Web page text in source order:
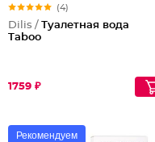
(4)
Dilis / Туалетная вода
Taboo
1759 ₽
Рекомендуем